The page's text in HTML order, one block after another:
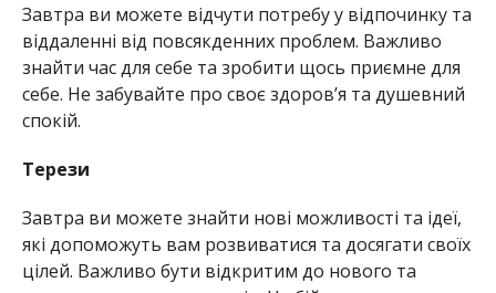
Завтра ви можете відчути потребу у відпочинку та
віддаленні від повсякденних проблем. Важливо
знайти час для себе та зробити щось приємне для
себе. Не забувайте про своє здоров’я та душевний
спокій.
Терези
Завтра ви можете знайти нові можливості та ідеї,
які допоможуть вам розвиватися та досягати своїх
цілей. Важливо бути відкритим до нового та